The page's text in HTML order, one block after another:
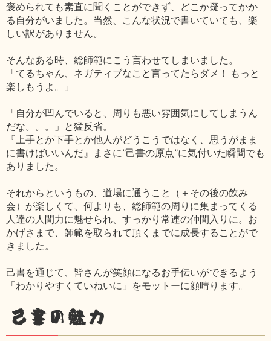
褒められても素直に聞くことができず、どこか疑ってかか
る自分がいました。当然、こんな状況で書いていても、楽
しい訳がありません。
そんなある時、総師範にこう言わせてしまいました。
「てるちゃん、ネガティブなこと言ってたらダメ！ もっと
楽しもうよ。」
「自分が凹んでいると、周りも悪い雰囲気にしてしまうん
だな。。。」と猛反省。
『上手とか下手とか他人がどうこうではなく、思うがまま
に書けばいいんだ』まさに”己書の原点”に気付いた瞬間でも
ありました。
それからというもの、道場に通うこと（＋その後の飲み
会）が楽しくて、何よりも、総師範の周りに集まってくる
人達の人間力に魅せられ、すっかり常連の仲間入りに。お
かげさまで、師範を取られて頂くまでに成長することがで
きました。
己書を通じて、皆さんが笑顔になるお手伝いができるよう
「わかりやすくていねいに」をモットーに顔晴ります。
己書の魅力